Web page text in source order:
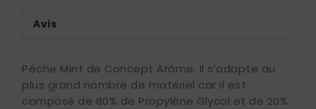
Avis
Pêche Mint de Concept Arôme. Il s’adapte au
plus grand nombre de matériel car il est
composé de 80% de Propylène Glycol et de 20%